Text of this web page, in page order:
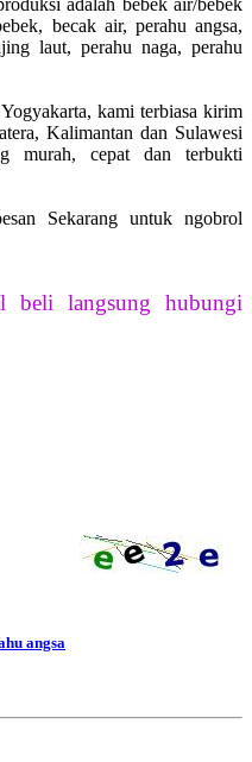
adalah bebek air/bebek
becak air, perahu angsa,
laut, perahu naga, perahu
kami terbiasa kirim
Kalimantan dan Sulawesi
murah, cepat dan terbukti
Sekarang untuk ngobrol
beli langsung hubungi
angsa